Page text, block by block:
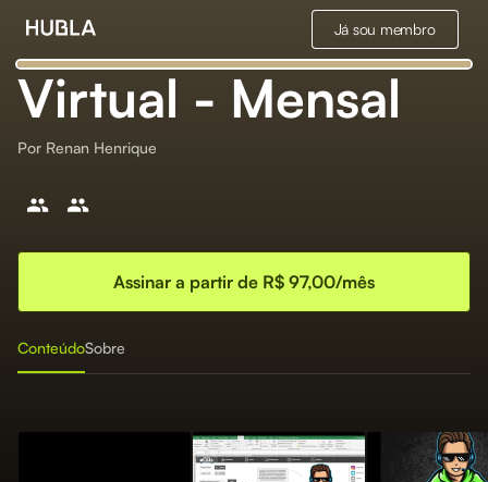
Já sou membro
Virtual - Mensal
Por Renan Henrique
Assinar a partir de R$ 97,00/mês
ConteúdoSobre